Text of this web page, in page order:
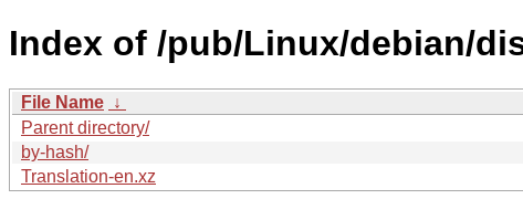
Index of /pub/Linux/debian/
File Name ↓
Parent directory/
by-hash/
Translation-en.xz